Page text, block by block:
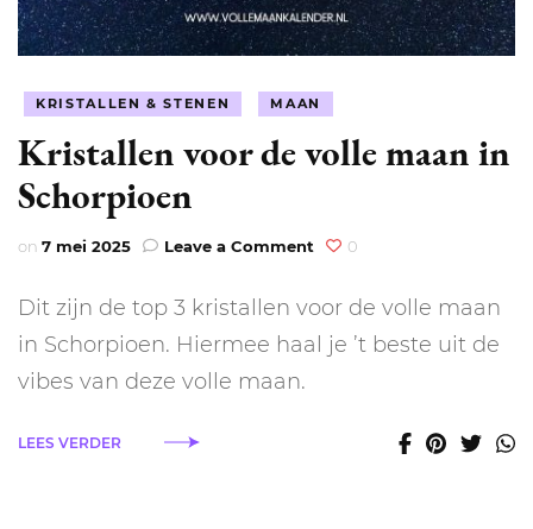
KRISTALLEN & STENEN MAAN
Kristallen voor de volle maan in
Schorpioen
on 7 mei 2025 Leave a Comment on
de
volle
maan
0
Dit zijn de top 3 kristallen voor de volle maan
in Schorpioen. Hiermee haal je ’t beste uit de
vibes van deze volle maan.
LEES VERDER